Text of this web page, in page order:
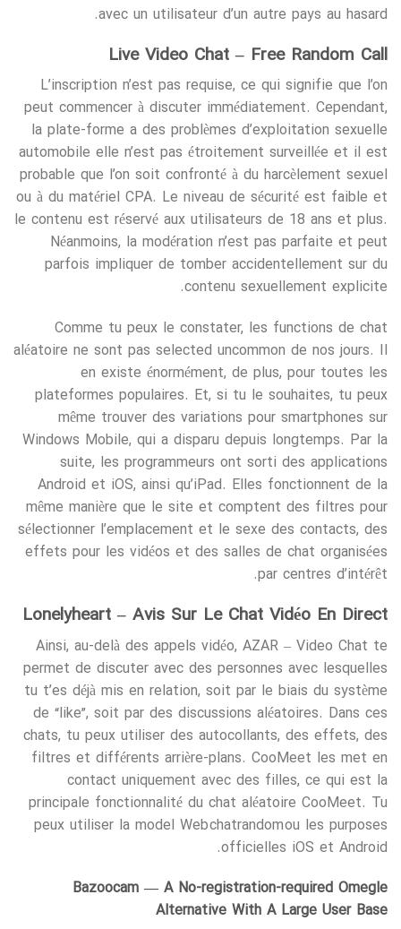
avec un utilisateur d’un autre pays au hasard.
Live Video Chat – Free Random Call
L’inscription n’est pas requise, ce qui signifie que l’on
peut commencer à discuter immédiatement. Cependant,
la plate-forme a des problèmes d’exploitation sexuelle
automobile elle n’est pas étroitement surveillée et il est
probable que l’on soit confronté à du harcèlement sexuel
ou à du matériel CPA. Le niveau de sécurité est faible et
le contenu est réservé aux utilisateurs de 18 ans et plus.
Néanmoins, la modération n’est pas parfaite et peut
parfois impliquer de tomber accidentellement sur du
contenu sexuellement explicite.
Comme tu peux le constater, les functions de chat
aléatoire ne sont pas selected uncommon de nos jours. Il
en existe énormément, de plus, pour toutes les
plateformes populaires. Et, si tu le souhaites, tu peux
même trouver des variations pour smartphones sur
Windows Mobile, qui a disparu depuis longtemps. Par la
suite, les programmeurs ont sorti des applications
Android et iOS, ainsi qu’iPad. Elles fonctionnent de la
même manière que le site et comptent des filtres pour
sélectionner l’emplacement et le sexe des contacts, des
effets pour les vidéos et des salles de chat organisées
par centres d’intérêt.
Lonelyheart – Avis Sur Le Chat Vidéo En Direct
Ainsi, au-delà des appels vidéo, AZAR – Video Chat te
permet de discuter avec des personnes avec lesquelles
tu t’es déjà mis en relation, soit par le biais du système
de “like”, soit par des discussions aléatoires. Dans ces
chats, tu peux utiliser des autocollants, des effets, des
filtres et différents arrière-plans. CooMeet les met en
contact uniquement avec des filles, ce qui est la
principale fonctionnalité du chat aléatoire CooMeet. Tu
peux utiliser la model Web chatrandom ou les purposes
officielles iOS et Android.
Bazoocam — A No-registration-required Omegle
Alternative With A Large User Base